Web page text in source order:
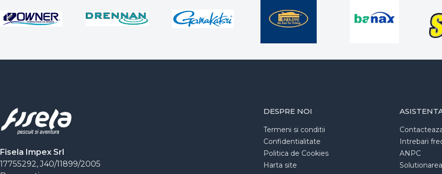
Fisela Impex Srl
17755292, J40/11899/2005
DESPRE NOI
Termeni si conditii
Confidentialitate
Politica de Cookies
Harta site
Intrebari
ANPC